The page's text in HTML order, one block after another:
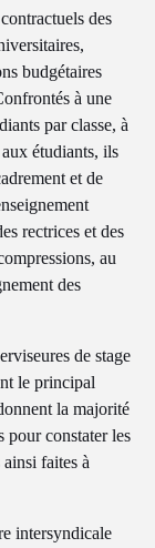
des
budgétaires
à une
par classe, à
étudiants, ils
et de
rectrices et des
au
des
de stage
le principal
la majorité
pour constater les
faites à
intersyndicale